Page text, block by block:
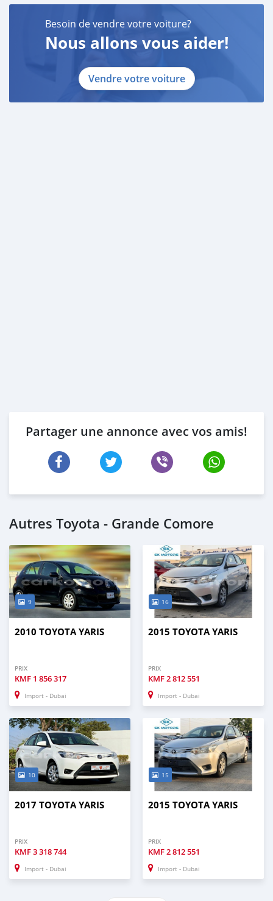
Besoin de vendre votre voiture?
Nous allons vous aider!
Vendre votre voiture
Partager une annonce avec vos amis!
Autres Toyota - Grande Comore
9
2010 TOYOTA YARIS
PRIX
KMF 1 856 317
Import - Dubai
16
2015 TOYOTA YARIS
PRIX
KMF2 812 551
Import - Dubai
10
2017 TOYOTA YARIS
PRIX
KMF3 318 744
Import - Dubai
15
2015 TOYOTA YARIS
PRIX
KMF2 812 551
Import - Dubai